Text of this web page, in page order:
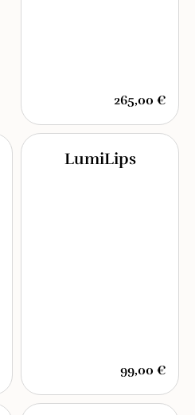
265,00 €
LumiLips
99,00 €